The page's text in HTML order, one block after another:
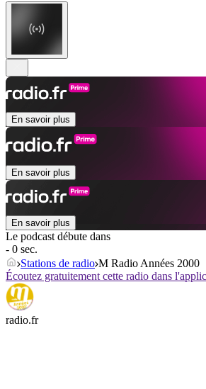
En savoir plus
En savoir plus
En savoir plus
Le podcast débute dans
- 0 sec.
Stations de radio M Radio Années 2000
Écoutez gratuitement cette radio dans
radio.fr